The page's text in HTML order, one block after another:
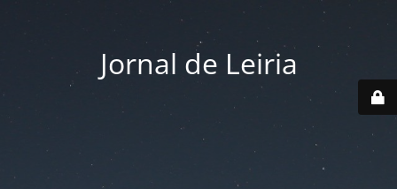
Jornal de Leiria